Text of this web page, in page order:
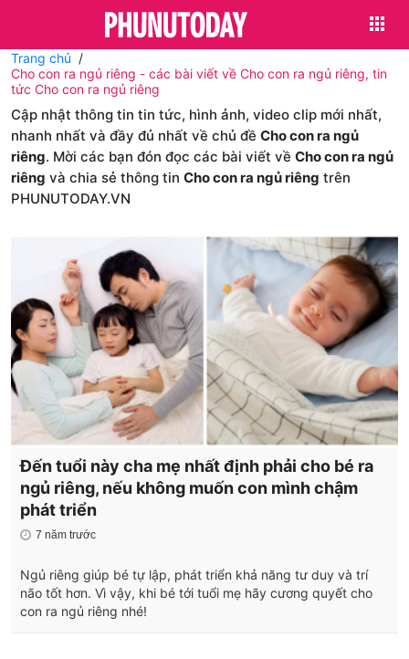
Trang chủ
Cho con ra ngủ riêng - các bài viết về Cho con ra ngủ riêng, tin
tức Cho con ra ngủ riêng
Cập nhật thông tin tin tức, hình ảnh, video clip mới nhất,
nhanh nhất và đầy đủ nhất về chủ đề Cho con ra ngủ
riêng. Mời các bạn đón đọc các bài viết về Cho con ra ngủ
riêng và chia sẻ thông tin Cho con ra ngủ riêng trên
PHUNUTODAY.VN
Đến tuổi này cha mẹ nhất định phải cho bé ra
ngủ riêng, nếu không muốn con mình chậm
phát triển
7 năm trước
Ngủ riêng giúp bé tự lập, phát triển khả năng tư duy và trí
não tốt hơn. Vì vậy, khi bé tới tuổi mẹ hãy cương quyết cho
con ra ngủ riêng nhé!